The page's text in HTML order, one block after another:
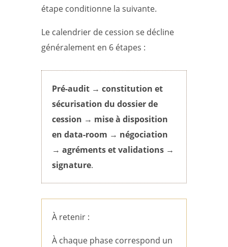
étape conditionne la suivante.
Le calendrier de cession se décline
généralement en 6 étapes :
Pré-audit → constitution et
sécurisation du dossier de
cession → mise à disposition
en data-room → négociation
→ agréments et validations→
signature.
À retenir :
À chaque phase correspond un